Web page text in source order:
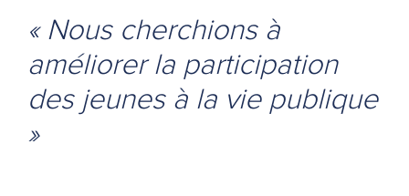
« Nous cherchions à
améliorer la participation
des jeunes à la vie publique
»